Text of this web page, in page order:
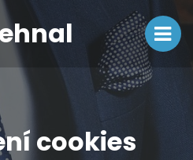
cookies